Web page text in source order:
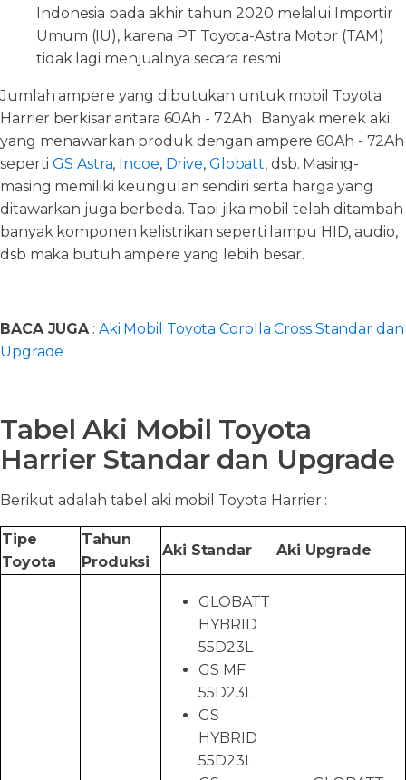
Indonesia pada akhir tahun 2020 melalui Importir
Umum (IU), karena PT Toyota-Astra Motor (TAM)
tidak lagi menjualnya secara resmi
Jumlah ampere yang dibutukan untuk mobil Toyota
Harrier berkisar antara 60Ah - 72Ah . Banyak merek aki
yang menawarkan produk dengan ampere 60Ah - 72Ah
sepertiGS Astra, Incoe, Drive, Globatt, dsb. Masing-
masing memiliki keungulan sendiri serta harga yang
ditawarkan juga berbeda. Tapi jika mobil telah ditambah
banyak komponen kelistrikan seperti lampu HID, audio,
dsb maka butuh ampere yang lebih besar.
BACA JUGA: Aki Mobil Toyota Corolla Cross Standar dan
Upgrade
Tabel Aki Mobil Toyota
Harrier Standar dan Upgrade
Berikut adalah tabel aki mobil Toyota Harrier :
Tipe
Toyota
Tahun
Produksi
Aki Standar Aki Upgrade
GLOBATT
HYBRID
55D23L
GS MF
55D23L
GS
HYBRID
55D23L